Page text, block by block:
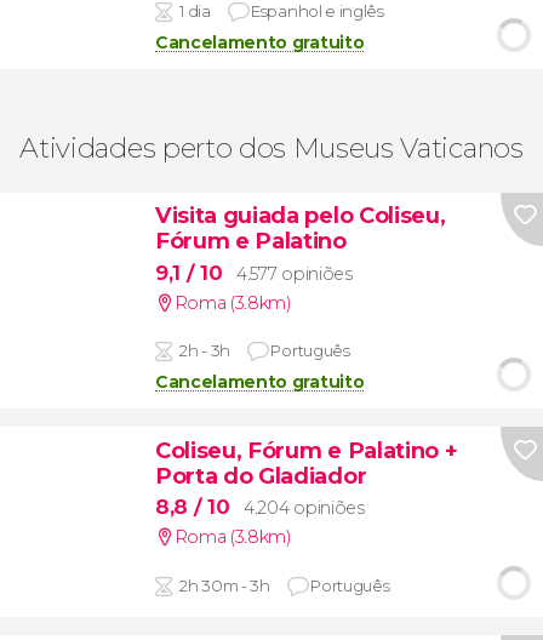
1 dia Espanhol e inglês
Cancelamento gratuito
Atividades perto dos Museus Vaticanos
Visita guiada pelo Coliseu,
Fórum e Palatino
9,1 / 10
4.577 opiniões
Roma (3.8km)
2h - 3h Português
Cancelamento gratuito
Coliseu, Fórum e Palatino +
Porta do Gladiador
8,8 / 10
4.204 opiniões
Roma (3.8km)
2h 30m - 3h Português